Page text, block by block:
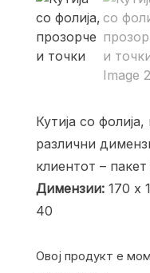
Кутија со
различни
клиентот –
Димензии: 170 x
40
Овој продукт е